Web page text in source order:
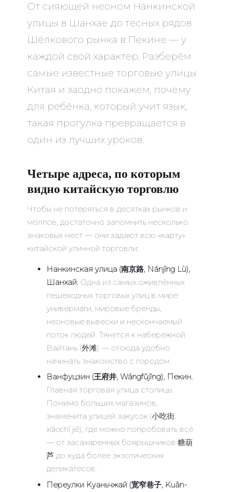
От сияющей неоном Нанкинской
улицы в Шанхае до тесных рядов
Шёлкового рынка в Пекине — у
каждой свой характер. Разберём
самые известные торговые улицы
Китая и заодно покажем, почему
для ребёнка, который учит язык,
такая прогулка превращается в
один из лучших уроков.
Четыре адреса, по которым
видно китайскую торговлю
Чтобы не потеряться в десятках рынков и
моллов, достаточно запомнить несколько
знаковых мест — они задают всю «карту»
китайской уличной торговли:
Нанкинская улица (南京路, Nánjīng Lù),
Шанхай. Одна из самых оживлённых
пешеходных торговых улиц в мире:
универмаги, мировые бренды,
неоновые вывески и нескончаемый
поток людей. Тянется к набережной
Вайтань (外滩) — отсюда удобно
начинать знакомство с городом.
Ванфуцзин (王府井, Wángfǔjǐng), Пекин.
Главная торговая улица столицы.
Помимо больших магазинов,
знаменита улицей закусок (小吃街,
xiǎochī jiē), где можно попробовать всё
— от засахаренных боярышников 糖葫
芦 до куда более экзотических
деликатесов.
Переулки Куаньчжай (宽窄巷子, Kuān-